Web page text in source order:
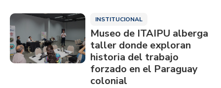
INSTITUCIONAL
Museo de ITAIPU alberga
taller donde exploran
historia del trabajo
forzado en el Paraguay
colonial